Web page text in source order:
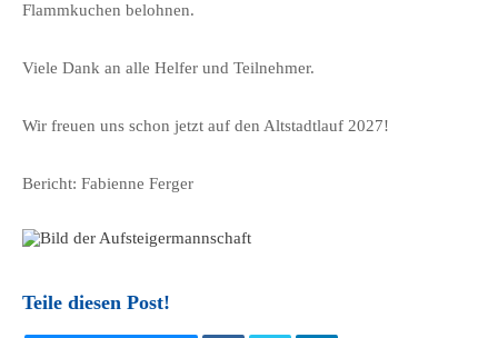
Flammkuchen belohnen.
Viele Dank an alle Helfer und Teilnehmer.
Wir freuen uns schon jetzt auf den Altstadtlauf 2027!
Bericht: Fabienne Ferger
Teile diesen Post!